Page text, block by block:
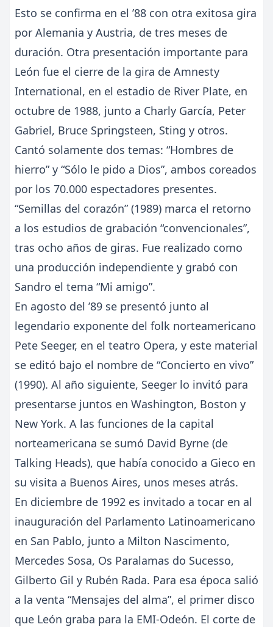
Esto se confirma en el ’88 con otra exitosa gira
por Alemania y Austria, de tres meses de
duración. Otra presentación importante para
León fue el cierre de la gira de Amnesty
International, en el estadio de River Plate, en
octubre de 1988, junto a Charly García, Peter
Gabriel, Bruce Springsteen, Sting y otros.
Cantó solamente dos temas: “Hombres de
hierro” y “Sólo le pido a Dios”, ambos coreados
por los 70.000 espectadores presentes.
“Semillas del corazón” (1989) marca el retorno
a los estudios de grabación “convencionales”,
tras ocho años de giras. Fue realizado como
una producción independiente y grabó con
Sandro el tema “Mi amigo”.
En agosto del ’89 se presentó junto al
legendario exponente del folk norteamericano
Pete Seeger, en el teatro Opera, y este material
se editó bajo el nombre de “Concierto en vivo”
(1990). Al año siguiente, Seeger lo invitó para
presentarse juntos en Washington, Boston y
New York. A las funciones de la capital
norteamericana se sumó David Byrne (de
Talking Heads), que había conocido a Gieco en
su visita a Buenos Aires, unos meses atrás.
En diciembre de 1992 es invitado a tocar en al
inauguración del Parlamento Latinoamericano
en San Pablo, junto a Milton Nascimento,
Mercedes Sosa, Os Paralamas do Sucesso,
Gilberto Gil y Rubén Rada. Para esa época salió
a la venta “Mensajes del alma”, el primer disco
que León graba para la EMI-Odeón. El corte de